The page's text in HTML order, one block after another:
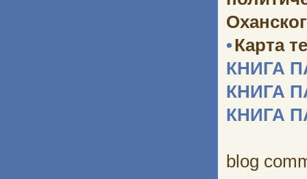
•Карта
КНИГА
КНИГА
КНИГА
blog